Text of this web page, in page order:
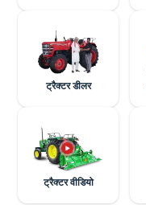
ट्रैक्टर डीलर
ट्रैक्टर वीडियो